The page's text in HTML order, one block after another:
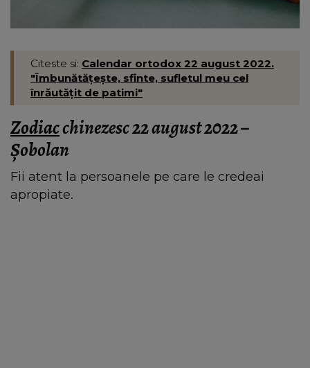
Citeste si: Calendar ortodox 22 august 2022.
"Îmbunătăţeşte, sfinte, sufletul meu cel
înrăutăţit de patimi"
Zodiacchinezesc 22 august 2022 –
Şobolan
Fii atent la persoanele pe care le credeai
apropiate.